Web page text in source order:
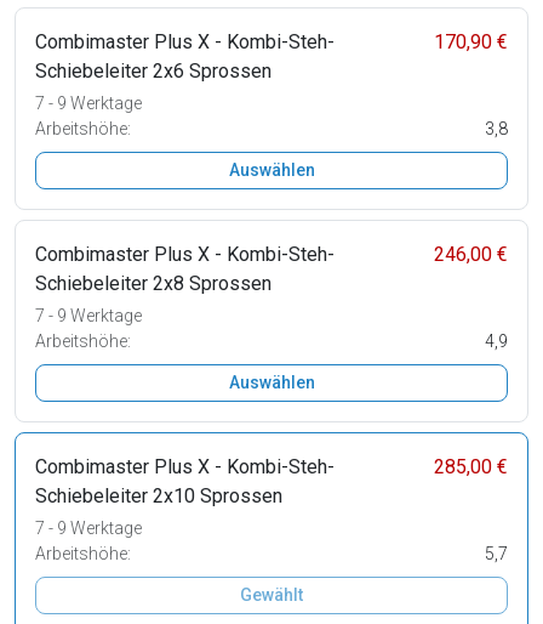
Combimaster Plus X - Kombi-Steh-
Schiebeleiter 2x6 Sprossen
170,90 €
7 - 9 Werktage
Arbeitshöhe:
3,8
Auswählen
Combimaster Plus X - Kombi-Steh-
Schiebeleiter 2x8 Sprossen
246,00 €
7 - 9 Werktage
Arbeitshöhe:
4,9
Auswählen
Combimaster Plus X - Kombi-Steh-
Schiebeleiter 2x10 Sprossen
285,00 €
7 - 9 Werktage
Arbeitshöhe:
5,7
Gewählt